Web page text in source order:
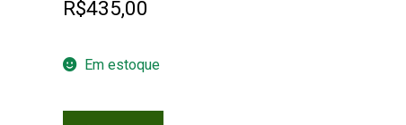
R$435,00
Em estoque